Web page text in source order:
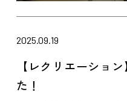
2025.09.19
【レクリエーショ
た！